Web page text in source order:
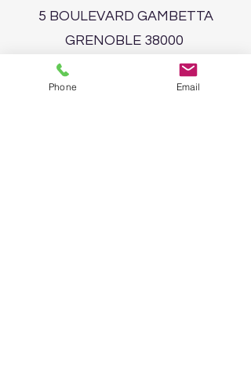
5 BOULEVARD GAMBETTA
GRENOBLE 38000
tel:
06 70 12 39 62
Phone Email